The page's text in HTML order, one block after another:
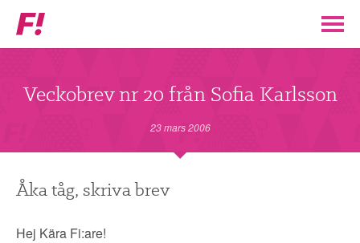
Feministiskt
initiativ
Veckobrev nr 20 från Sofia Karlsson
23 mars 2006
Åka tåg, skriva brev
Hej Kära Fi:are!